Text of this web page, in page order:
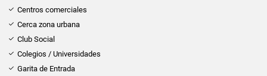
Centros comerciales
Cerca zona urbana
Club Social
Colegios / Universidades
Garita de Entrada